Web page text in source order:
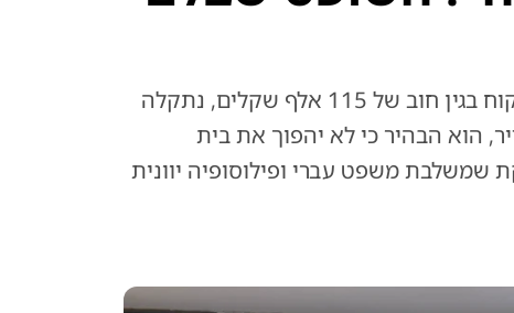
בקשה שגרתית של בנק לאומי למתן פסק דין נגד לקוח בגין חוב של 115 אלף שקלים, נתקלה
הוא הבהיר כי לא יהפוך את בית
משפט עברי ופילוסופיה יוונית